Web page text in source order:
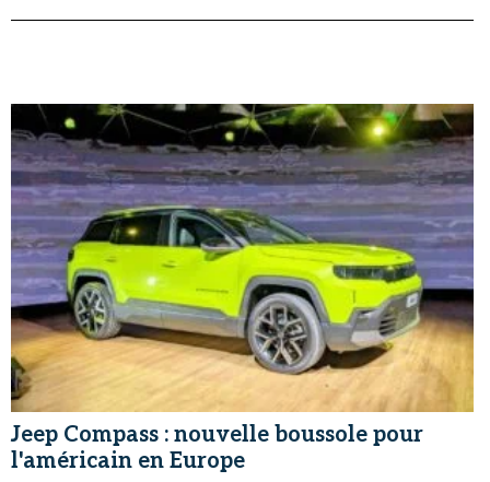
Jeep Compass : nouvelle boussole pour
l'américain en Europe